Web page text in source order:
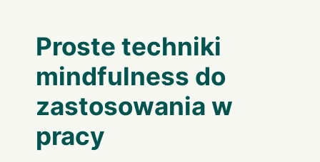
Proste techniki
mindfulness do
zastosowania w
pracy